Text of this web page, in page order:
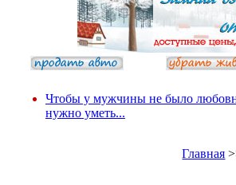
Чтобы у мужчины не было
нужно уметь...
Главная